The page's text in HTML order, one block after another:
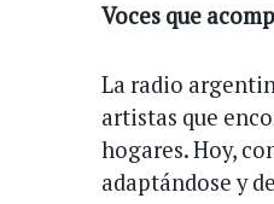
Voces que
La radio
artistas que
hogares. Hoy,
adaptándose y